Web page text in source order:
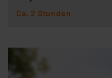
Ca. 2 Stunden